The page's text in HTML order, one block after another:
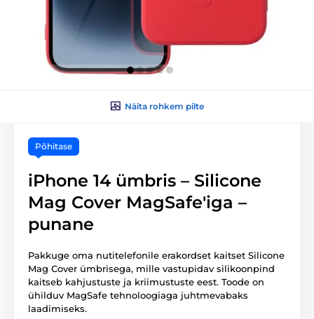
Näita rohkem pilte
Põhitase
iPhone 14 ümbris – Silicone
Mag Cover MagSafe'iga –
punane
Pakkuge oma nutitelefonile erakordset kaitset Silicone
Mag Cover ümbrisega, mille vastupidav silikoonpind
kaitseb kahjustuste ja kriimustuste eest. Toode on
ühilduv MagSafe tehnoloogiaga juhtmevabaks
laadimiseks.